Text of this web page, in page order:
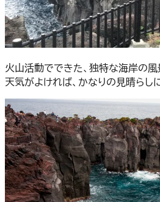
火山活動でできた、独特な海岸の風
天気がよければ、かなりの見晴らし